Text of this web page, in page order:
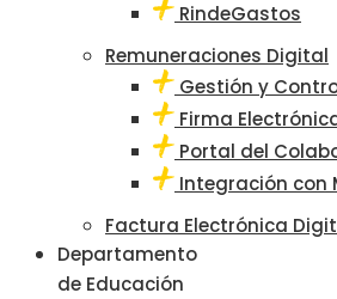
RindeGastos
Remuneraciones Digital
Gestión y
Firma
Portal del
Integración con
Factura Electrónica
Departamento
de Educación